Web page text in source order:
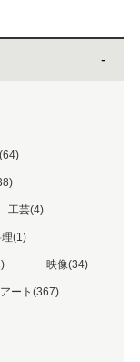
工芸(4)
(1)
映像(34)
アート(367)